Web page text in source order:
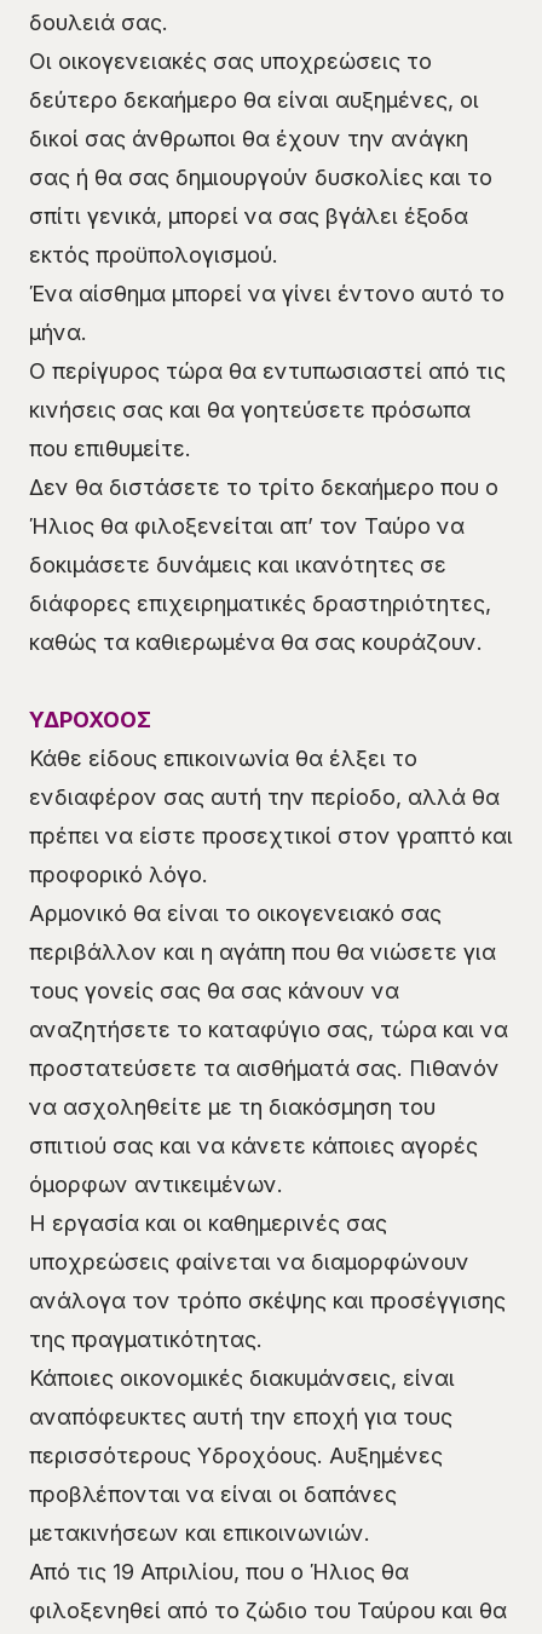
δουλειά σας.
Οι οικογενειακές σας υποχρεώσεις το
δεύτερο δεκαήμερο θα είναι αυξημένες, οι
δικοί σας άνθρωποι θα έχουν την ανάγκη
σας ή θα σας δημιουργούν δυσκολίες και το
σπίτι γενικά, μπορεί να σας βγάλει έξοδα
εκτός προϋπολογισμού.
Ένα αίσθημα μπορεί να γίνει έντονο αυτό το
μήνα.
Ο περίγυρος τώρα θα εντυπωσιαστεί από τις
κινήσεις σας και θα γοητεύσετε πρόσωπα
που επιθυμείτε.
Δεν θα διστάσετε το τρίτο δεκαήμερο που ο
Ήλιος θα φιλοξενείται απ’ τον Ταύρο να
δοκιμάσετε δυνάμεις και ικανότητες σε
διάφορες επιχειρηματικές δραστηριότητες,
καθώς τα καθιερωμένα θα σας κουράζουν.
ΥΔΡΟΧΟΟΣ
Κάθε είδους επικοινωνία θα έλξει το
ενδιαφέρον σας αυτή την περίοδο, αλλά θα
πρέπει να είστε προσεχτικοί στον γραπτό και
προφορικό λόγο.
Αρμονικό θα είναι το οικογενειακό σας
περιβάλλον και η αγάπη που θα νιώσετε για
τους γονείς σας θα σας κάνουν να
αναζητήσετε το καταφύγιο σας, τώρα και να
προστατεύσετε τα αισθήματά σας. Πιθανόν
να ασχοληθείτε με τη διακόσμηση του
σπιτιού σας και να κάνετε κάποιες αγορές
όμορφων αντικειμένων.
Η εργασία και οι καθημερινές σας
υποχρεώσεις φαίνεται να διαμορφώνουν
ανάλογα τον τρόπο σκέψης και προσέγγισης
της πραγματικότητας.
Κάποιες οικονομικές διακυμάνσεις, είναι
αναπόφευκτες αυτή την εποχή για τους
περισσότερους Υδροχόους. Αυξημένες
προβλέπονται να είναι οι δαπάνες
μετακινήσεων και επικοινωνιών.
Από τις 19 Απριλίου, που ο Ήλιος θα
φιλοξενηθεί από το ζώδιο του Ταύρου και θα